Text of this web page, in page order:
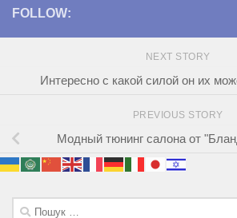
FOLLOW:
NEXT STORY
Интересно с какой силой он их
PREVIOUS STORY
Модный тюнинг салона от
Пошук: